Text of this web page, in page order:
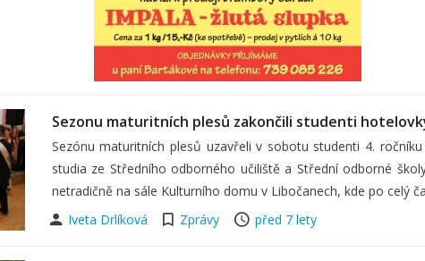
Sezonu maturitních plesů zakončili studenti
Sezónu maturitních plesů uzavřeli v sobotu studenti 4.
studia ze Středního odborného učiliště a Střední odborné
netradičně na sále Kulturního domu v Libočanech, kde po celý
Iveta Drlíková
Zprávy před 7 lety